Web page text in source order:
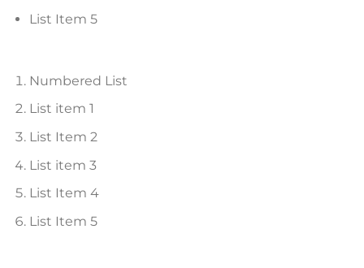
List Item 5
Numbered List
List item 1
List Item 2
List item 3
List Item 4
List Item 5